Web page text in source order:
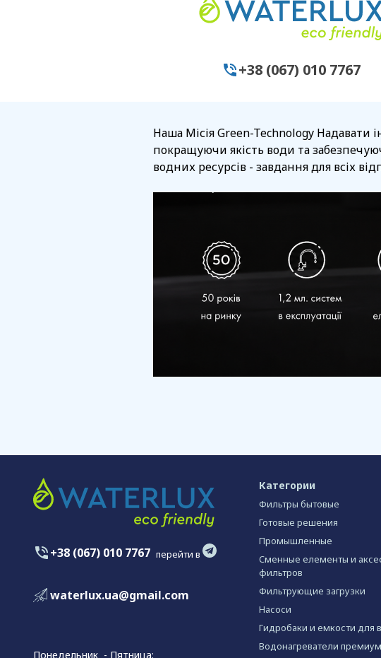
+38 (067) 010 7767
Наша Місія Green-Technology Надавати
покращуючи якість води та
водних ресурсів - завдання для всіх
+38 (067) 010 7767 перейти в
waterlux.ua@gmail.com
Понедельник - Пятница:
Категории
Фильтры бытовые
Готовые решения
Промышленные
Сменные елементы и
фильтров
Фильтрующие загрузки
Насоси
Гидробаки и емкости для
Водонагреватели премиум